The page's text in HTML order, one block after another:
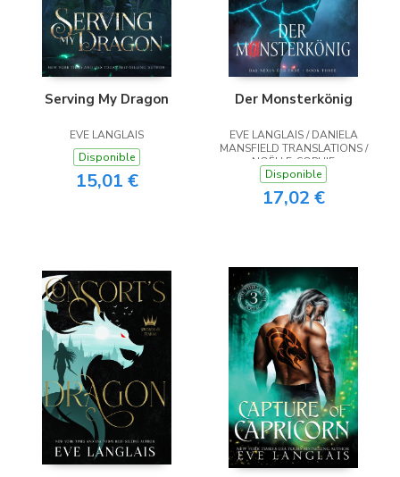
Serving My Dragon
EVE LANGLAIS
Disponible
15,01 €
Der Monsterkönig
EVE LANGLAIS / DANIELA
MANSFIELD TRANSLATIONS /
NOËLLE-SOPHIE
NIEDERBERGER
Disponible
17,02 €